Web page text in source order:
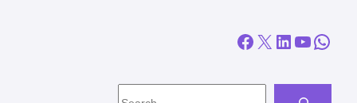
Facebook X LinkedIn YouTube WhatsApp